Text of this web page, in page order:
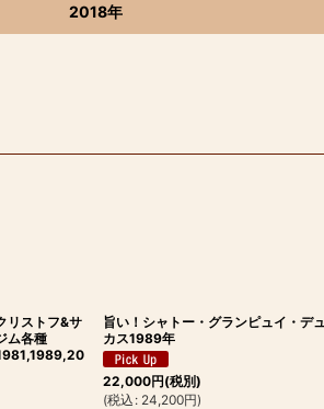
2018年
リストフ&サ
ム各種
旨い！シャトー・グランピュイ・デュ
カス1989年
22,000円(税別)
(税込 : 24,200円)